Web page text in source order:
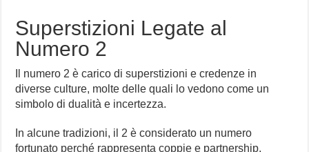
Superstizioni Legate al
Numero 2
Il numero 2 è carico di superstizioni e credenze in
diverse culture, molte delle quali lo vedono come un
simbolo di dualità e incertezza.
In alcune tradizioni, il 2 è considerato un numero
fortunato perché rappresenta coppie e partnership,